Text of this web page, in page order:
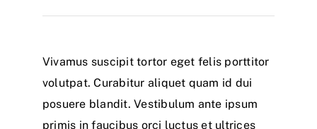
Vivamus suscipit tortor eget felis porttitor
volutpat. Curabitur aliquet quam id dui
posuere blandit. Vestibulum ante ipsum
primis in faucibus orci luctus et ultrices